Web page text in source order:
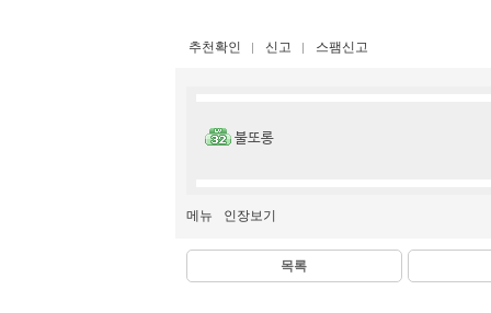
추천확인 신고 스팸신고
불또롱
메뉴 인장보기
목록